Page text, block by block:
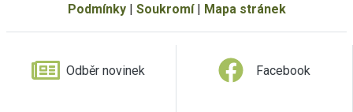
Podmínky| Soukromí| Mapa stránek
Odběr novinek Facebook